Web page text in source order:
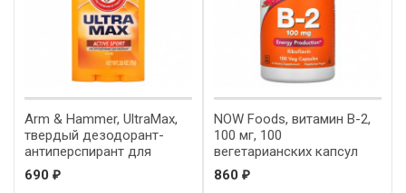
Arm & Hammer, UltraMax,
твердый дезодорант-
антиперспирант для
мужчин, аромат «Active
Sport», 73 г (2,6 унции)
690 ₽
NOW Foods, витамин B-2,
100 мг, 100
вегетарианских капсул
860 ₽